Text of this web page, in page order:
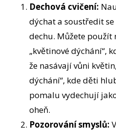
Dechová cvičení:
dýchat a soustředit
dechu. Můžete použít
„květinové dýchání“,
že nasávají vůni
dýchání“, kde děti
pomalu vydechují
oheň.
Pozorování smyslů: